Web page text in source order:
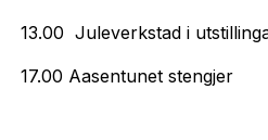
13.00 Juleverkstad i
17.00 Aasentunet stengjer